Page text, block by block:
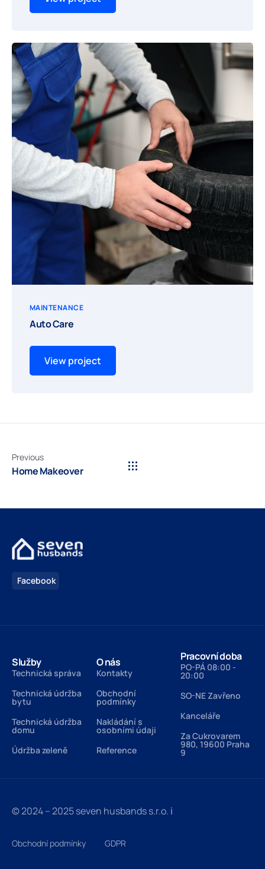
MAINTENANCE
Auto Care
View project
Previous
Home Makeover
Facebook
Služby
Technická správa
Technická údržba
bytu
Technická údržba
domu
Údržba zeleně
O nás
Kontakty
Obchodní
podmínky
Nakládání s
osobními údaji
Reference
Pracovní doba
PO-PÁ 08:00 -
20:00
SO-NE Zavřeno
Kanceláře
Za Cukrovarem
980, 19600 Praha
9
© 2024 – 2025 seven husbands s.r.o. ℹ️
Obchodní podmínky GDPR